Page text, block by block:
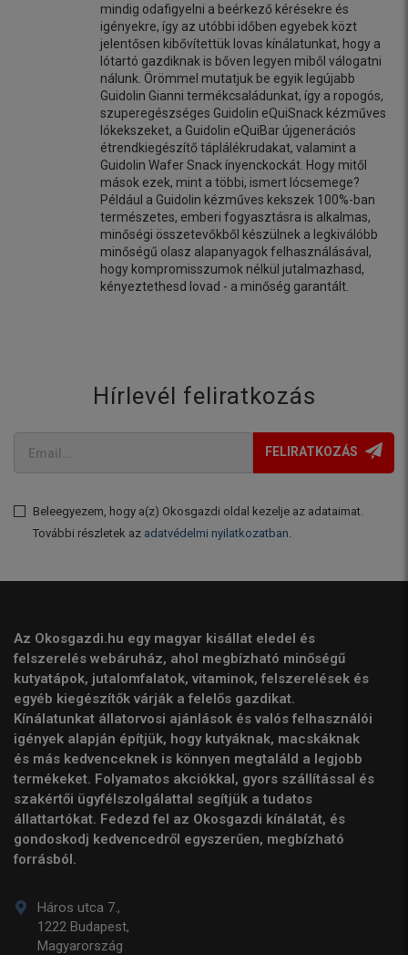
mindig odafigyelni a beérkező kérésekre és
igényekre, így az utóbbi időben egyebek közt
jelentősen kibővítettük lovas kínálatunkat, hogy a
lótartó gazdiknak is bőven legyen miből válogatni
nálunk. Örömmel mutatjuk be egyik legújabb
Guidolin Gianni termékcsaládunkat, így a ropogós,
szuperegészséges Guidolin eQuiSnack kézműves
lókekszeket, a Guidolin eQuiBar újgenerációs
étrendkiegészítő táplálékrudakat, valamint a
Guidolin Wafer Snack ínyenckockát. Hogy mitől
mások ezek, mint a többi, ismert lócsemege?
Például a Guidolin kézműves kekszek 100%-ban
természetes, emberi fogyasztásra is alkalmas,
minőségi összetevőkből készülnek a legkiválóbb
minőségű olasz alapanyagok felhasználásával,
hogy kompromisszumok nélkül jutalmazhasd,
kényeztethesd lovad - a minőség garantált.
Hírlevél feliratkozás
FELIRATKOZÁS
Beleegyezem, hogy a(z) Okosgazdi oldal kezelje az adataimat.
További részletek az adatvédelmi nyilatkozatban.
Az Okosgazdi.hu egy magyar kisállat eledel és
felszerelés webáruház, ahol megbízható minőségű
kutyatápok, jutalomfalatok, vitaminok, felszerelések és
egyéb kiegészítők várják a felelős gazdikat.
Kínálatunkat állatorvosi ajánlások és valós felhasználói
igények alapján építjük, hogy kutyáknak, macskáknak
és más kedvenceknek is könnyen megtaláld a legjobb
termékeket. Folyamatos akciókkal, gyors szállítással és
szakértői ügyfélszolgálattal segítjük a tudatos
állattartókat. Fedezd fel az Okosgazdi kínálatát, és
gondoskodj kedvencedről egyszerűen, megbízható
forrásból.
Háros utca 7.,
1222 Budapest,
Magyarország